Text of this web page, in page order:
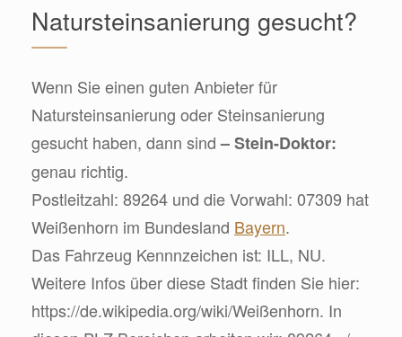
Natursteinsanierung gesucht?
Wenn Sie einen guten Anbieter für
Natursteinsanierung oder Steinsanierung
gesucht haben, dann sind– Stein-Doktor:
genau richtig.
Postleitzahl: 89264 und die Vorwahl: 07309 hat
Weißenhorn im Bundesland Bayern.
Das Fahrzeug Kennnzeichen ist: ILL, NU.
Weitere Infos über diese Stadt finden Sie hier:
https://de.wikipedia.org/wiki/Weißenhorn. In